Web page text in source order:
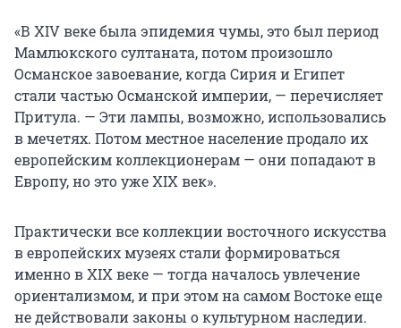
«В XIV веке была эпидемия чумы, это был период
Мамлюкского султаната, потом произошло
Османское завоевание, когда Сирия и Египет
стали частью Османской империи, — перечисляет
Притула. — Эти лампы, возможно, использовались
в мечетях. Потом местное население продало их
европейским коллекционерам — они попадают в
Европу, но это уже XIX век».
Практически все коллекции восточного искусства
в европейских музеях стали формироваться
именно в XIX веке — тогда началось увлечение
ориентализмом, и при этом на самом Востоке еще
не действовали законы о культурном наследии.